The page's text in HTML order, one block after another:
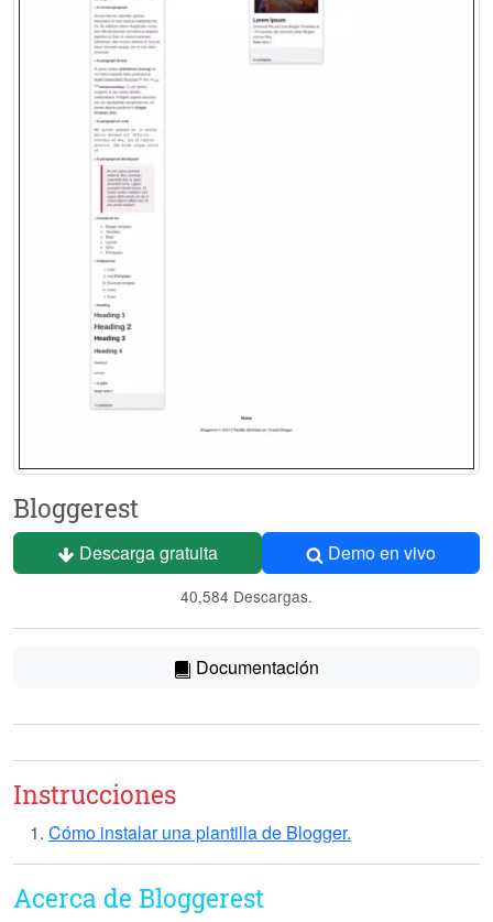
Bloggerest
Descarga gratuita Demo en vivo
40,584 Descargas.
Documentación
Instrucciones
Cómo instalar una plantilla de Blogger.
Acerca de Bloggerest